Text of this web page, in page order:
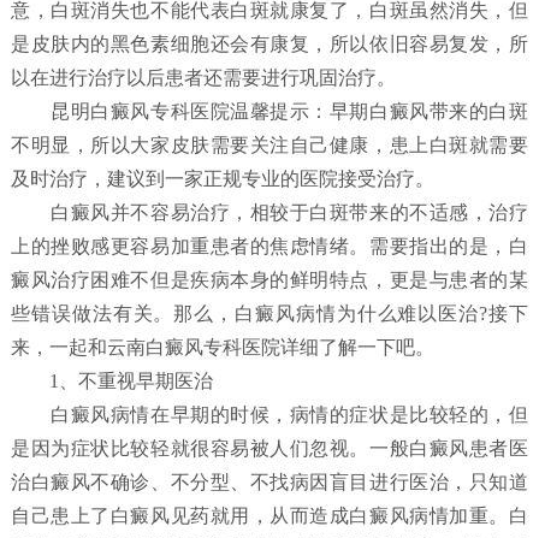
意，白斑消失也不能代表白斑就康复了，白斑虽然消失，但
是皮肤内的黑色素细胞还会有康复，所以依旧容易复发，所
以在进行治疗以后患者还需要进行巩固治疗。
昆明白癜风专科医院温馨提示：早期白癜风带来的白斑
不明显，所以大家皮肤需要关注自己健康，患上白斑就需要
及时治疗，建议到一家正规专业的医院接受治疗。
白癜风并不容易治疗，相较于白斑带来的不适感，治疗
上的挫败感更容易加重患者的焦虑情绪。需要指出的是，白
癜风治疗困难不但是疾病本身的鲜明特点，更是与患者的某
些错误做法有关。那么，白癜风病情为什么难以医治?接下
来，一起和云南白癜风专科医院详细了解一下吧。
1、不重视早期医治
白癜风病情在早期的时候，病情的症状是比较轻的，但
是因为症状比较轻就很容易被人们忽视。一般白癜风患者医
治白癜风不确诊、不分型、不找病因盲目进行医治，只知道
自己患上了白癜风见药就用，从而造成白癜风病情加重。白